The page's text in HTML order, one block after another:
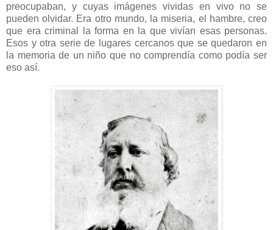
preocupaban, y cuyas imágenes vividas en vivo no se
pueden olvidar. Era otro mundo, la miseria, el hambre, creo
que era criminal la forma en la que vivían esas personas.
Esos y otra serie de lugares cercanos que se quedaron en
la memoria de un niño que no comprendía como podía ser
eso así.